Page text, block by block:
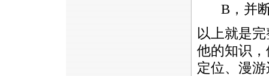
B，并
以上就是
他的知识
定位、漫